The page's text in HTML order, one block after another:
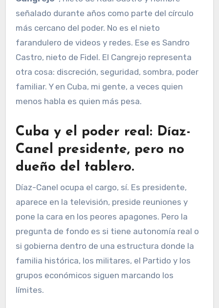
señalado durante años como parte del círculo
más cercano del poder. No es el nieto
farandulero de videos y redes. Ese es Sandro
Castro, nieto de Fidel. El Cangrejo representa
otra cosa: discreción, seguridad, sombra, poder
familiar. Y en Cuba, mi gente, a veces quien
menos habla es quien más pesa.
Cuba y el poder real: Díaz-
Canel presidente, pero no
dueño del tablero.
Díaz-Canel ocupa el cargo, sí. Es presidente,
aparece en la televisión, preside reuniones y
pone la cara en los peores apagones. Pero la
pregunta de fondo es si tiene autonomía real o
si gobierna dentro de una estructura donde la
familia histórica, los militares, el Partido y los
grupos económicos siguen marcando los
límites.